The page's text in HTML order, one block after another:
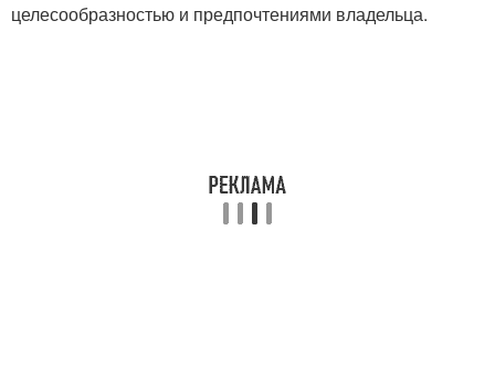
целесообразностью и предпочтениями владельца.